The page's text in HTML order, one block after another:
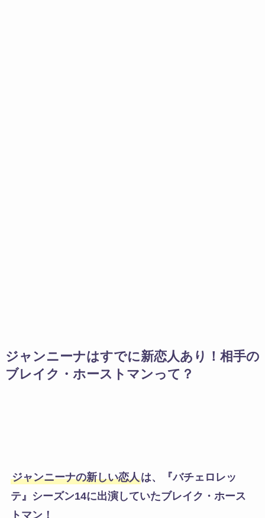
ジャンニーナはすでに新恋人あり！相手の
ブレイク・ホーストマンって？
ジャンニーナの新しい恋人は、『バチェロレッ
テ』シーズン14に出演していたブレイク・ホース
トマン！